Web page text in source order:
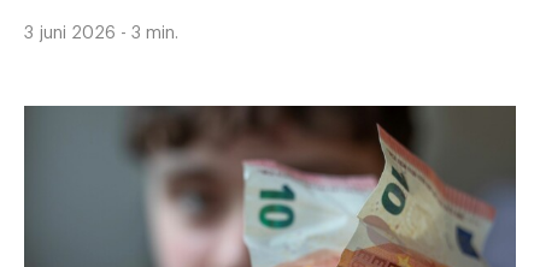
3 juni 2026 - 3 min.